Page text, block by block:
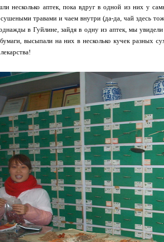
несколько аптек, пока вдруг в одной из них у
травами и чаем внутри (да-да, чай здесь
в Гуйлине, зайдя в одну из аптек, мы
высыпали на них в несколько кучек разных